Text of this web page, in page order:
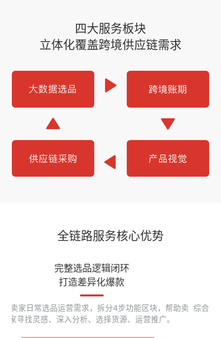
四大服务板块
立体化覆盖跨境供应链需求
全链路服务核心优势
90天无抵押账期
提升爆款备货能力
综合信保评估，提供最长90天账期，降低卖家采购付款
的资金压力。